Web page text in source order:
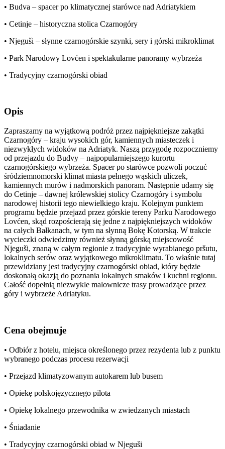
• Budva – spacer po klimatycznej starówce nad Adriatykiem
• Cetinje – historyczna stolica Czarnogóry
• Njeguši – słynne czarnogórskie szynki, sery i górski mikroklimat
• Park Narodowy Lovćen i spektakularne panoramy wybrzeża
• Tradycyjny czarnogórski obiad
Opis
Zapraszamy na wyjątkową podróż przez najpiękniejsze zakątki
Czarnogóry – kraju wysokich gór, kamiennych miasteczek i
niezwykłych widoków na Adriatyk. Naszą przygodę rozpoczniemy
od przejazdu do Budvy – najpopularniejszego kurortu
czarnogórskiego wybrzeża. Spacer po starówce pozwoli poczuć
śródziemnomorski klimat miasta pełnego wąskich uliczek,
kamiennych murów i nadmorskich panoram. Następnie udamy się
do Cetinje – dawnej królewskiej stolicy Czarnogóry i symbolu
narodowej historii tego niewielkiego kraju. Kolejnym punktem
programu będzie przejazd przez górskie tereny Parku Narodowego
Lovćen, skąd rozpościerają się jedne z najpiękniejszych widoków
na całych Bałkanach, w tym na słynną Bokę Kotorską. W trakcie
wycieczki odwiedzimy również słynną górską miejscowość
Njeguši, znaną w całym regionie z tradycyjnie wyrabianego pršutu,
lokalnych serów oraz wyjątkowego mikroklimatu. To właśnie tutaj
przewidziany jest tradycyjny czarnogórski obiad, który będzie
doskonałą okazją do poznania lokalnych smaków i kuchni regionu.
Całość dopełnią niezwykle malownicze trasy prowadzące przez
góry i wybrzeże Adriatyku.
Cena obejmuje
• Odbiór z hotelu, miejsca określonego przez rezydenta lub z punktu
wybranego podczas procesu rezerwacji
• Przejazd klimatyzowanym autokarem lub busem
• Opiekę polskojęzycznego pilota
• Opiekę lokalnego przewodnika w zwiedzanych miastach
• Śniadanie
• Tradycyjny czarnogórski obiad w Njeguši